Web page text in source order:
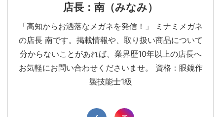
店長：南（みなみ）
「高知からお洒落なメガネを発信！」 ミナミメガネ
の店長 南です。掲載情報や、取り扱い商品について
分からないことがあれば、業界歴10年以上の店長へ
お気軽にお問い合わせくださいませ。 資格：眼鏡作
製技能士1級